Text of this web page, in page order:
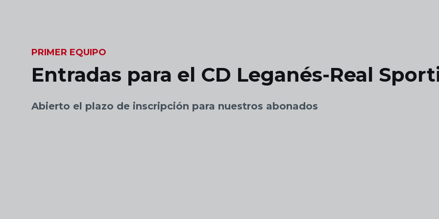
PRIMER EQUIPO
Entradas para el CD Leganés-Real
Abierto el plazo de inscripción para nuestros abonados